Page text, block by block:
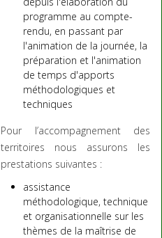
programme au compte-
rendu, en passant par
l'animation de la journée, la
préparation et l'animation
de temps d'apports
méthodologiques et
techniques
Pour l’accompagnement des
territoires nous assurons les
prestations suivantes :
assistance
méthodologique, technique
et organisationnelle sur les
thèmes de la maîtrise de